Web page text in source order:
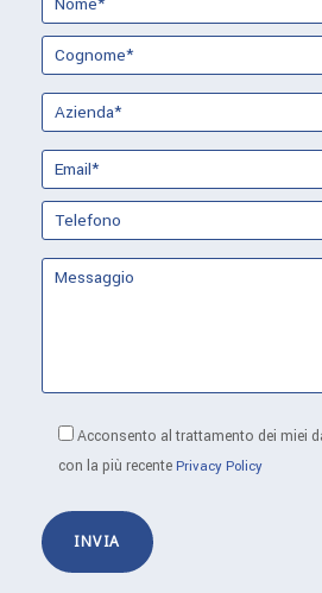
Acconsento al trattamento dei miei
con la più recente Privacy Policy